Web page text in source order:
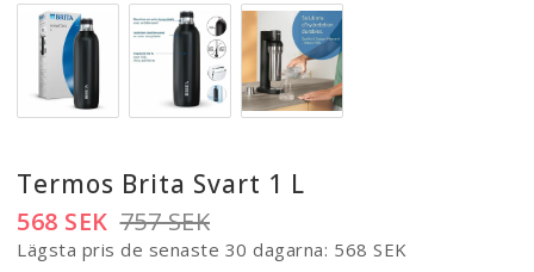
Termos Brita Svart 1 L
757 SEK
568 SEK
Lägsta pris de senaste 30 dagarna 568 SEK